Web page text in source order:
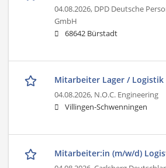
04.08.2026, DPD Deutsche
GmbH
68642 Bürstadt
Mitarbeiter Lager / Logistik
04.08.2026, N.O.C. Engineering
Villingen-Schwenningen
Mitarbeiter:in (m/w/d)